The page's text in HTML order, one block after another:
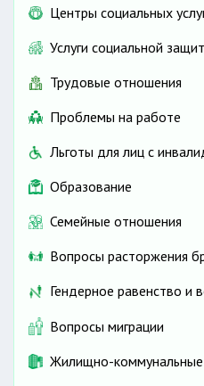
Центры социальных
Услуги социальной
Трудовые отношения
Проблемы на работе
Льготы для лиц с
Образование
Семейные отношения
Вопросы расторжения
Гендерное равенство и
Вопросы миграции
Жилищно-